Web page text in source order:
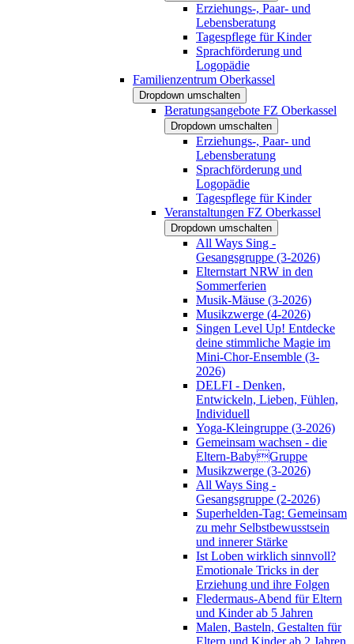
Erziehungs-, Paar- und
Lebensberatung
Tagespflege für Kinder
Sprachförderung und
Logopädie
Familienzentrum Oberkassel
Dropdown umschalten
Beratungsangebote FZ Oberkassel
Dropdown umschalten
Erziehungs-, Paar- und
Lebensberatung
Sprachförderung und
Logopädie
Tagespflege für Kinder
Veranstaltungen FZ Oberkassel
Dropdown umschalten
All Ways Sing -
Gesangsgruppe (3-2026)
Elternstart NRW in den
Sommerferien
Musik-Mäuse (3-2026)
Musikzwerge (4-2026)
Singen Level Up! Entdecke
deine stimmliche Magie im
Mini-Chor-Ensemble (3-
2026)
DELFI - Denken,
Entwickeln, Lieben, Fühlen,
Individuell
Yoga-Kleingruppe (3-2026)
Gemeinsam wachsen - die
Eltern-BabyGruppe
Musikzwerge (3-2026)
All Ways Sing -
Gesangsgruppe (2-2026)
Superhelden-Tag: Gemeinsam
zu mehr Selbstbewusstsein
und innerer Stärke
Ist Loben wirklich sinnvoll?
Emotionale Tricks in der
Erziehung und ihre Folgen
Fledermaus-Abend für Eltern
und Kinder ab 5 Jahren
Malen, Basteln, Gestalten für
Eltern und Kinder ab 2 Jahren